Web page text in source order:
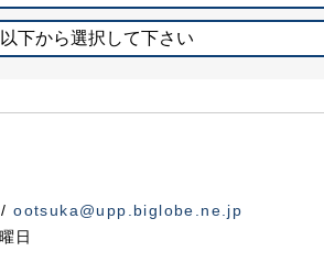
以下から選択して下さい
/ootsuka@upp.biglobe.ne.jp
日